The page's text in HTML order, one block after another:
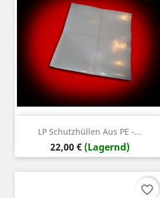
LP Schutzhüllen Aus PE -...
Preis
22,00 € (Lagernd)
favorite_border